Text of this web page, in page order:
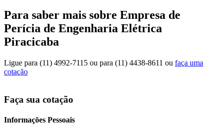
Para saber mais sobre Empresa de
Perícia de Engenharia Elétrica
Piracicaba
Ligue para (11) 4992-7115 ou para (11) 4438-8611 ou faça uma
cotação
Faça sua cotação
Informações Pessoais